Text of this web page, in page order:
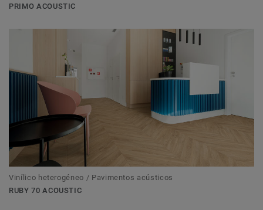
PRIMO ACOUSTIC
Vinílico heterogéneo / Pavimentos acústicos
RUBY 70 ACOUSTIC